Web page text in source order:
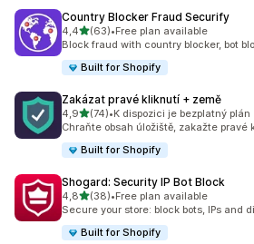
Country Blocker Fraud Securify
4,4z 5 hvězd
(63)
Celkový počet recenzí: 63
•Free plan available
Block fraud with country blocker, bot
Built for Shopify
Zakázat pravé kliknutí + země
4,9z 5 hvězd
(74)
Celkový počet recenzí: 74
•K dispozici je bezplatný plán
Chraňte obsah úložiště, zakažte pravé
Built for Shopify
Shogard: Security IP Bot Block
4,8z 5 hvězd
(38)
Celkový počet recenzí: 38
•Free plan available
Secure your store: block bots, IPs and
Built for Shopify